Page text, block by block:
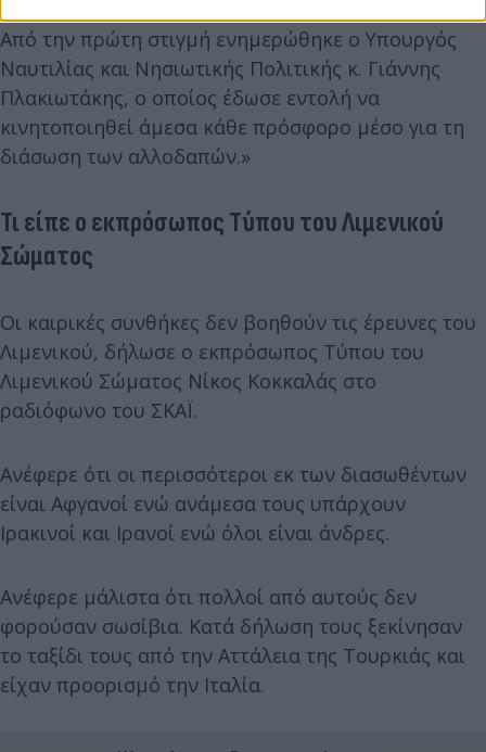
Από την πρώτη στιγμή ενημερώθηκε ο Υπουργός
Ναυτιλίας και Νησιωτικής Πολιτικής κ. Γιάννης
Πλακιωτάκης, ο οποίος έδωσε εντολή να
κινητοποιηθεί άμεσα κάθε πρόσφορο μέσο για τη
διάσωση των αλλοδαπών.»
Τι είπε ο εκπρόσωπος Τύπου του Λιμενικού
Σώματος
Οι καιρικές συνθήκες δεν βοηθούν τις έρευνες του
Λιμενικού, δήλωσε ο εκπρόσωπος Τύπου του
Λιμενικού Σώματος Νίκος Κοκκαλάς στο
ραδιόφωνο του ΣΚΑΪ.
Ανέφερε ότι οι περισσότεροι εκ των διασωθέντων
είναι Αφγανοί ενώ ανάμεσα τους υπάρχουν
Ιρακινοί και Ιρανοί ενώ όλοι είναι άνδρες.
Ανέφερε μάλιστα ότι πολλοί από αυτούς δεν
φορούσαν σωσίβια. Κατά δήλωση τους ξεκίνησαν
το ταξίδι τους από την Αττάλεια της Τουρκιάς και
είχαν προορισμό την Ιταλία.